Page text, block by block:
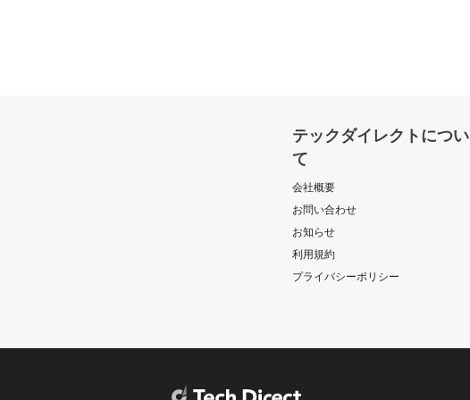
テックダイレクトについ
て
会社概要
お問い合わせ
お知らせ
利用規約
プライバシーポリシー